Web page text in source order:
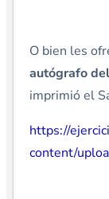
O bien les
autógrafo
imprimió el
https://
content/